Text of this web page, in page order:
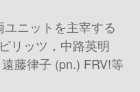
ニットを主宰する
リッツ，中路英明
藤律子 (pn.) FRV!等